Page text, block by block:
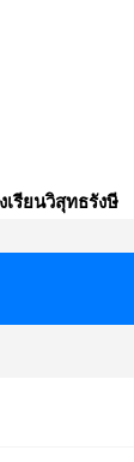
รียนวิสุทธรังษี